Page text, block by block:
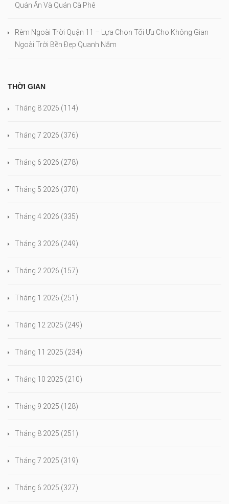
Quán Ăn Và Quán Cà Phê
Rèm Ngoài Trời Quận 11 – Lựa Chọn Tối Ưu Cho Không Gian
Ngoài Trời Bền Đẹp Quanh Năm
THỜI GIAN
Tháng 8 2026 (114)
Tháng 7 2026 (376)
Tháng 6 2026 (278)
Tháng 5 2026 (370)
Tháng 4 2026 (335)
Tháng 3 2026 (249)
Tháng 2 2026 (157)
Tháng 1 2026 (251)
Tháng 12 2025 (249)
Tháng 11 2025 (234)
Tháng 10 2025 (210)
Tháng 9 2025 (128)
Tháng 8 2025 (251)
Tháng 7 2025 (319)
Tháng 6 2025 (327)